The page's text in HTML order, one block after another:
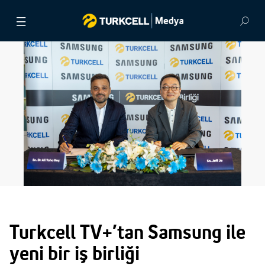
BASIN BÜLTENLERİ
VİDEOLAR
GÖRSEL ARŞİV
İLETİŞİM
Turkcell TV+’tan Samsung ile
yeni bir iş birliği